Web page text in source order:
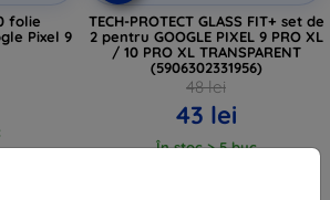
folie
Pixel 9
TECH-PROTECT GLASS FIT+ set de
2 pentru GOOGLE PIXEL 9 PRO XL
/ 10 PRO XL TRANSPARENT
(5906302331956)
48 lei
43 lei
În stoc > 5 buc